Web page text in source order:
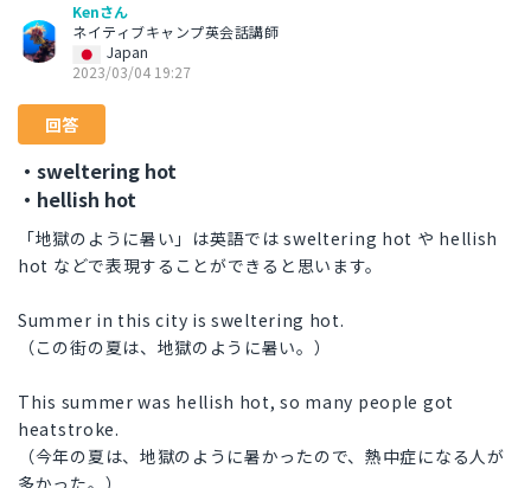
Kenさん
ネイティブキャンプ英会話講師
Japan
2023/03/04 19:27
回答
・sweltering hot
・hellish hot
「地獄のように暑い」は英語では sweltering hot や hellish
hot などで表現することができると思います。
Summer in this city is sweltering hot.
（この街の夏は、地獄のように暑い。）
This summer was hellish hot, so many people got
heatstroke.
（今年の夏は、地獄のように暑かったので、熱中症になる人が